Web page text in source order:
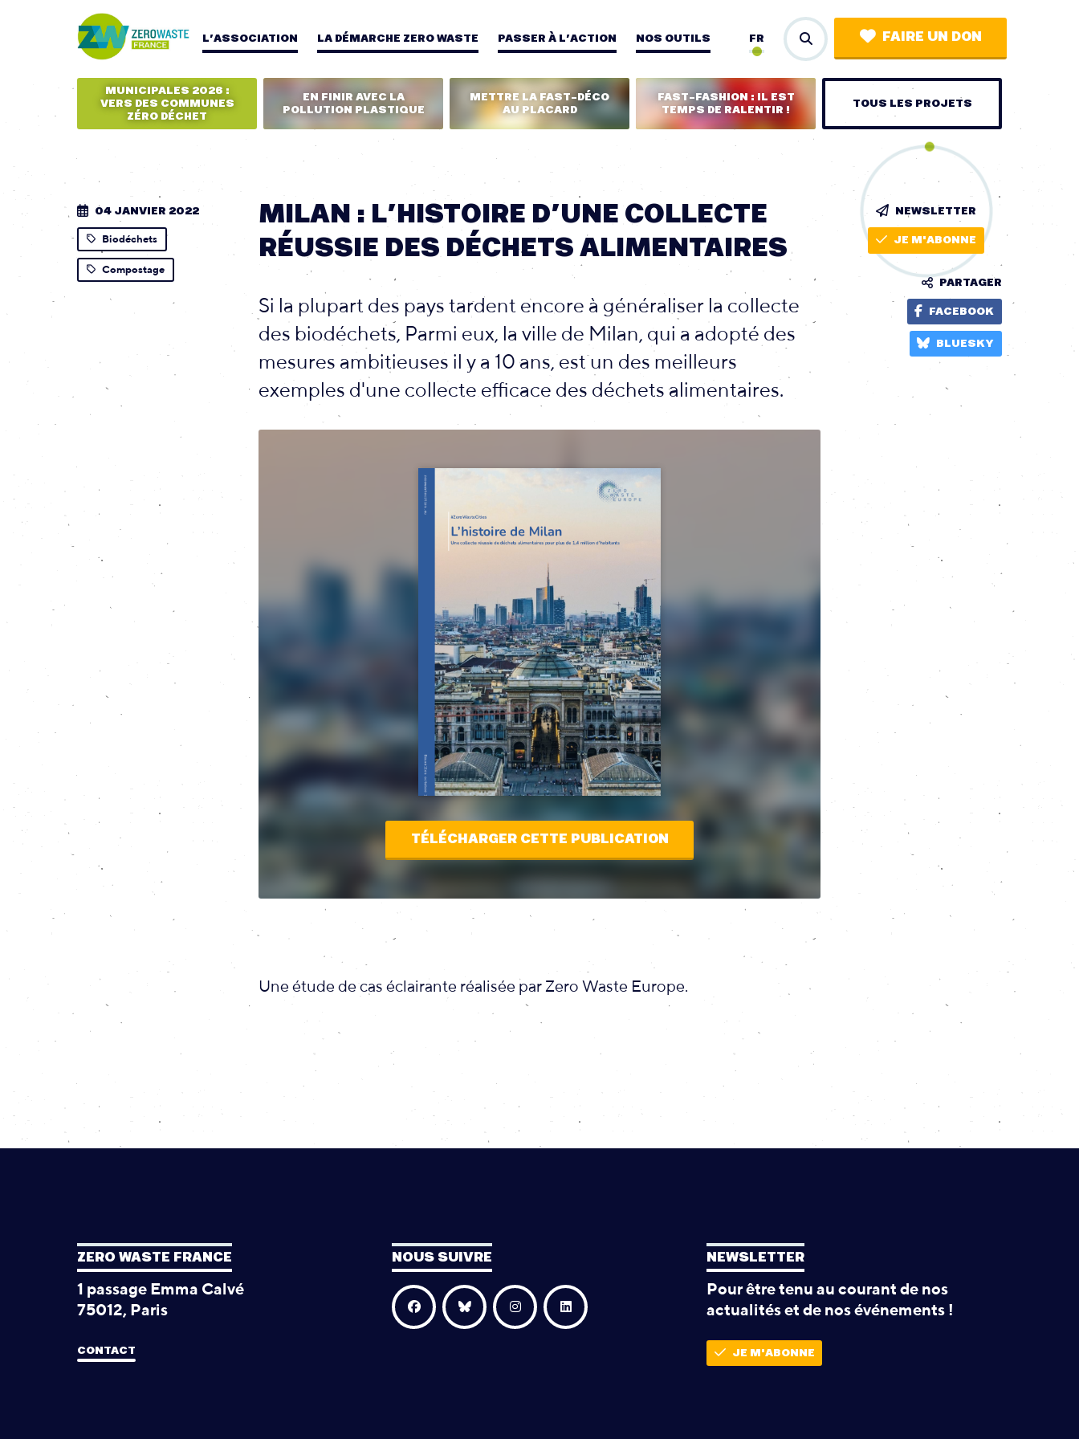
L’ASSOCIATION LA DÉMARCHE ZERO WASTE PASSER À L’ACTION NOS OUTILS FR FAIRE UN DON
MUNICIPALES 2026 :
VERS DES COMMUNES
ZÉRO DÉCHET
EN FINIR AVEC LA
POLLUTION PLASTIQUE
METTRE LA FAST-DÉCO
AU PLACARD
FAST-FASHION : IL EST
TEMPS DE RALENTIR !
TOUS LES PROJETS
04 JANVIER 2022
Biodéchets
Compostage
MILAN : L’HISTOIRE D’UNE COLLECTE
RÉUSSIE DES DÉCHETS ALIMENTAIRES
Si la plupart des pays tardent encore à généraliser la collecte
des biodéchets, Parmi eux, la ville de Milan, qui a adopté des
mesures ambitieuses il y a 10 ans, est un des meilleurs
exemples d'une collecte efficace des déchets alimentaires.
TÉLÉCHARGER CETTE PUBLICATION
NEWSLETTER
JE M'ABONNE
PARTAGER
FACEBOOK
BLUESKY
Une étude de cas éclairante réalisée par Zero Waste Europe.
ZERO WASTE FRANCE
1 passage Emma Calvé
75012, Paris
CONTACT
NOUS SUIVRE NEWSLETTER
Pour être tenu au courant de nos
actualités et de nos événements !
JE M'ABONNE